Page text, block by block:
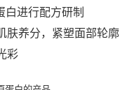
白进行配方研制
肤养分，紧塑面部轮廓
彩